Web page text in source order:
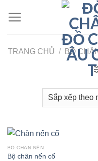
TRANG CHỦ / BỘ
BỘ CHÂN NẾN
Bộ chân nến cổ